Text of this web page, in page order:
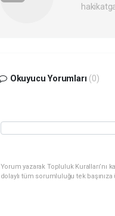
Okuyucu Yorumları (0)
Yorum yazarak Topluluk
dolaylı tüm sorumluluğu tek